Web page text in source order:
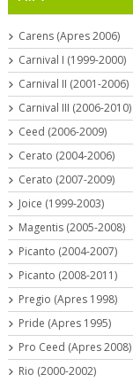
Carens (Apres 2006)
Carnival I (1999-2000)
Carnival II (2001-2006)
Carnival III (2006-2010)
Ceed (2006-2009)
Cerato (2004-2006)
Cerato (2007-2009)
Joice (1999-2003)
Magentis (2005-2008)
Picanto (2004-2007)
Picanto (2008-2011)
Pregio (Apres 1998)
Pride (Apres 1995)
Pro Ceed (Apres
Rio (2000-2002)